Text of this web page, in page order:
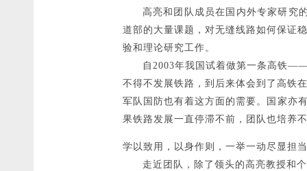
高亮和团队成员在国内外专家研究的
道部的大量课题，对无缝线路如何保证
验和理论研究工作。
自2003年我国试着做第一条高铁——
不得不发展铁路，到后来体会到了高铁
军队国防也有着这方面的需要。国家亦
果铁路发展一直停滞不前，团队也培养
学以致用，以身作则，一举一动尽显担当
走近团队，除了领头的高亮教授和个